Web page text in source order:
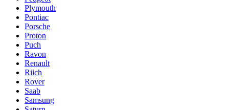
Plymouth
Pontiac
Porsche
Proton
Puch
Ravon
Renault
Riich
Rover
Saab
Samsung